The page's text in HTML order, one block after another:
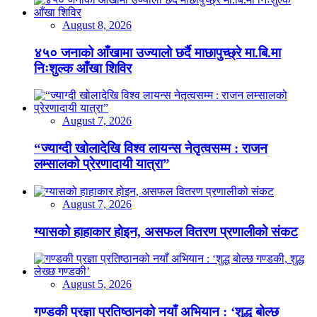
August 8, 2026
४५० जनाको आँखामा उज्यालो छर्दै माछापुच्छ्रे मा.बि.मा
निःशुल्क आँखा शिविर
August 7, 2026
“ज्याग्दी खोलादेखि विश्व लायन्स नेतृत्वसम्म : राजन
लम्सालको प्रेरणादायी यात्रा”
August 7, 2026
ग्यासको हाहाकार होइन, असफल वितरण प्रणालीको संकट
August 5, 2026
गण्डकी प्रज्ञा प्रतिष्ठानको नयाँ अभियान : ‘शुद्ध बोल्छ